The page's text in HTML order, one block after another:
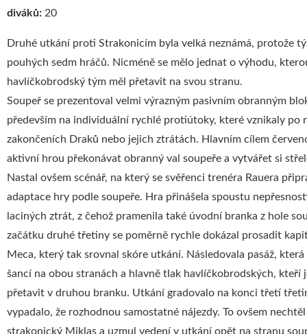
diváků: 20
Druhé utkání proti Strakonicím byla velká neznámá, protože
pouhých sedm hráčů. Nicméně se mělo jednat o výhodu,
havlíčkobrodský tým měl přetavit na svou stranu.
Soupeř se prezentoval velmi výrazným pasivním obranným
především na individuální rychlé protiútoky, které vznikaly po
zakončeních Draků nebo jejich ztrátách. Hlavním cílem
aktivní hrou překonávat obranný val soupeře a vytvářet si
Nastal ovšem scénář, na který se svěřenci trenéra Rauera
adaptace hry podle soupeře. Hra přinášela spoustu
laciných ztrát, z čehož pramenila také úvodní branka z hole
začátku druhé třetiny se poměrně rychle dokázal prosadit
Meca, který tak srovnal skóre utkání. Následovala pasáž,
šancí na obou stranách a hlavně tlak havlíčkobrodských, kteří
přetavit v druhou branku. Utkání gradovalo na konci třetí
vypadalo, že rozhodnou samostatné nájezdy. To ovšem
strakonický Miklas a uzmul vedení v utkání opět na stranu